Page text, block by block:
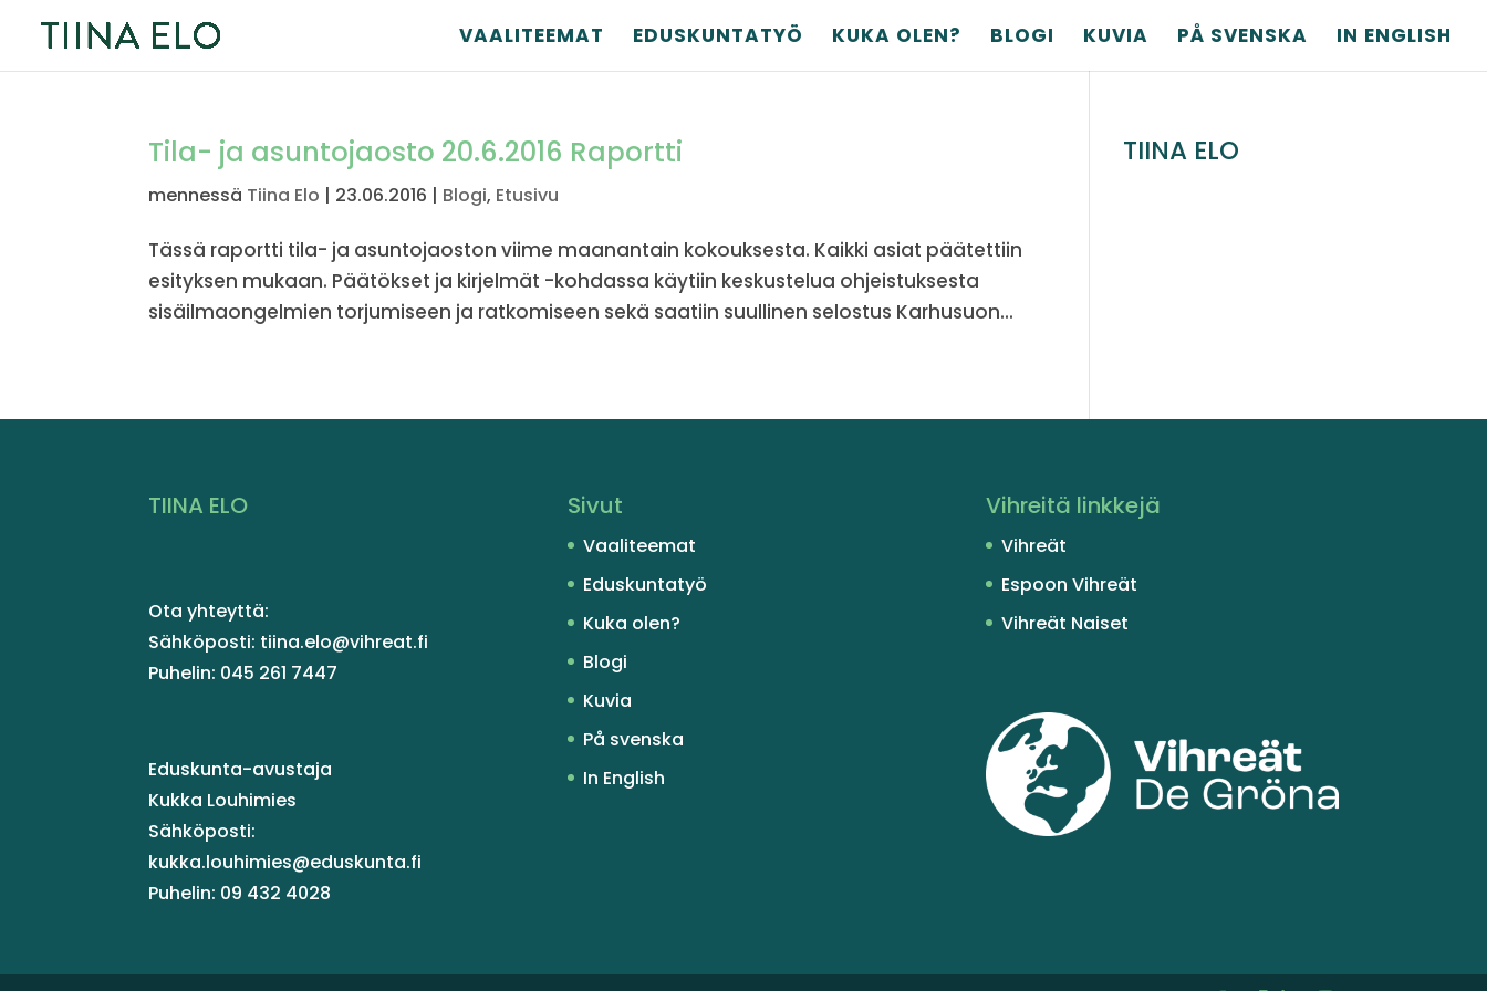
VAALITEEMAT EDUSKUNTATYÖ KUKA OLEN? BLOGI KUVIA PÅ SVENSKA IN ENGLISH
Tila- ja asuntojaosto 20.6.2016 Raportti
mennessä Tiina Elo | 23.06.2016 | Blogi, Etusivu
Tässä raportti tila- ja asuntojaoston viime maanantain kokouksesta. Kaikki asiat päätettiin
esityksen mukaan. Päätökset ja kirjelmät -kohdassa käytiin keskustelua ohjeistuksesta
sisäilmaongelmien torjumiseen ja ratkomiseen sekä saatiin suullinen selostus Karhusuon...
TIINA ELO
TIINA ELO
Ota yhteyttä:
Sähköposti: tiina.elo@vihreat.fi
Puhelin: 045 261 7447
Eduskunta-avustaja
Kukka Louhimies
Sähköposti:
kukka.louhimies@eduskunta.fi
Puhelin: 09 432 4028
Sivut
Vaaliteemat
Eduskuntatyö
Kuka olen?
Blogi
Kuvia
På svenska
In English
Vihreitä linkkejä
Vihreät
Espoon Vihreät
Vihreät Naiset